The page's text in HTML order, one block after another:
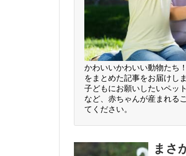
かわいいかわいい動物たち
をまとめた記事をお届けし
子どもにお願いしたいペッ
など、赤ちゃんが産まれる
てください。
まさ